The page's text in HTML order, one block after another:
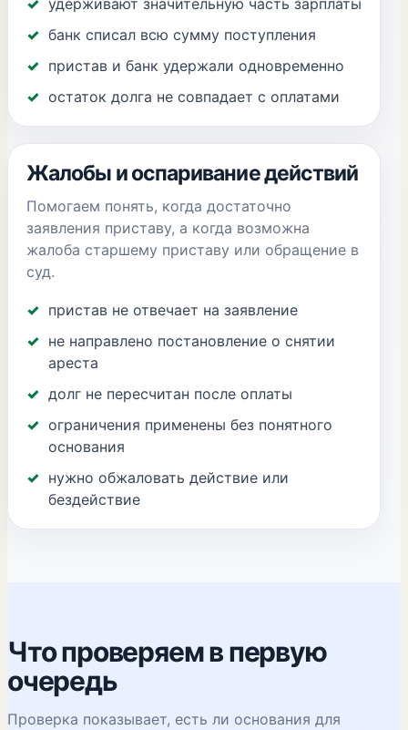
удерживают значительную часть зарплаты
банк списал всю сумму поступления
пристав и банк удержали одновременно
остаток долга не совпадает с оплатами
Жалобы и оспаривание действий
Помогаем понять, когда достаточно
заявления приставу, а когда возможна
жалоба старшему приставу или обращение в
суд.
пристав не отвечает на заявление
не направлено постановление о снятии
ареста
долг не пересчитан после оплаты
ограничения применены без понятного
основания
нужно обжаловать действие или
бездействие
Что проверяем в первую
очередь
Проверка показывает, есть ли основания для